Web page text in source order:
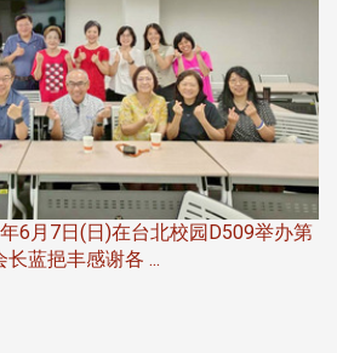
6月7日(日)在台北校园D509举办第
蓝挹丰感谢各 ...